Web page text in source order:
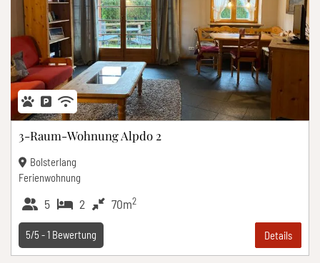
3-Raum-Wohnung Alpdo 2
Bolsterlang
Ferienwohnung
5 2 70m2
Details
5/5 -1 Bewertung